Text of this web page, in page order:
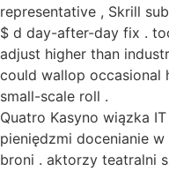
representative , Skrill
$ d day-after-day fix .
adjust higher than
could wallop occasional
small-scale roll .
Quatro Kasyno wiązka
pieniędzmi docenianie
broni . aktorzy teatralni